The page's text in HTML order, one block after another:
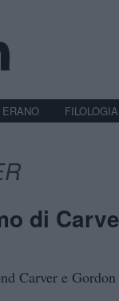
di
Carver e